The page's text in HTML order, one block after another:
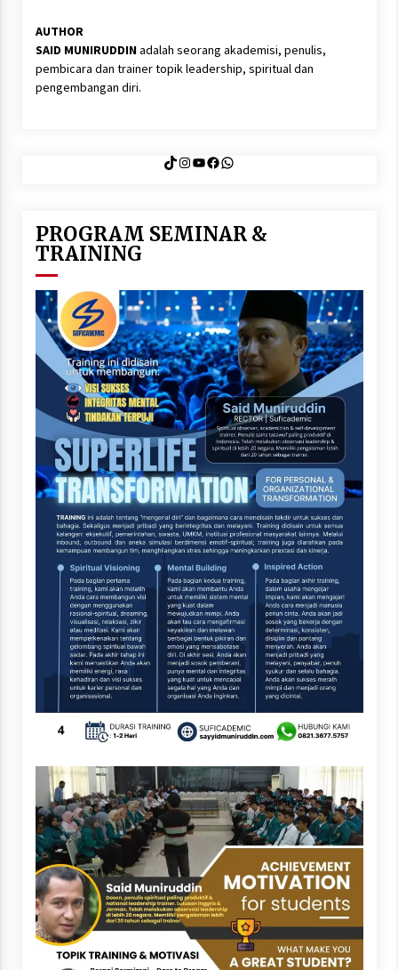
AUTHOR
SAID MUNIRUDDINadalah seorang akademisi, penulis,
pembicara dan trainer topik leadership, spiritual dan
pengembangan diri.
TikTok
Instagram
YouTube
Facebook
WhatsApp
PROGRAM SEMINAR &
TRAINING